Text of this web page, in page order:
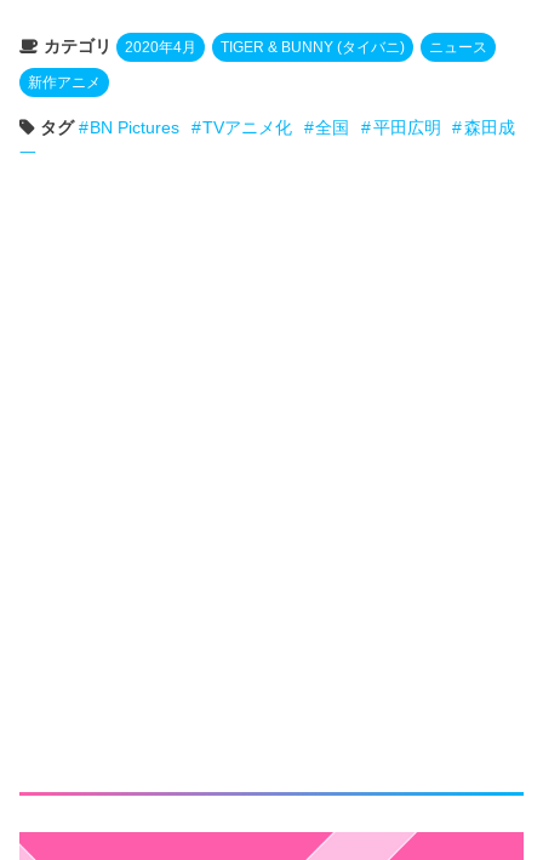
カテゴリ 2020年4月 TIGER & BUNNY (タイバニ) ニュース
新作アニメ
タグ BN Pictures TVアニメ化 全国 平田広明
森田成
一